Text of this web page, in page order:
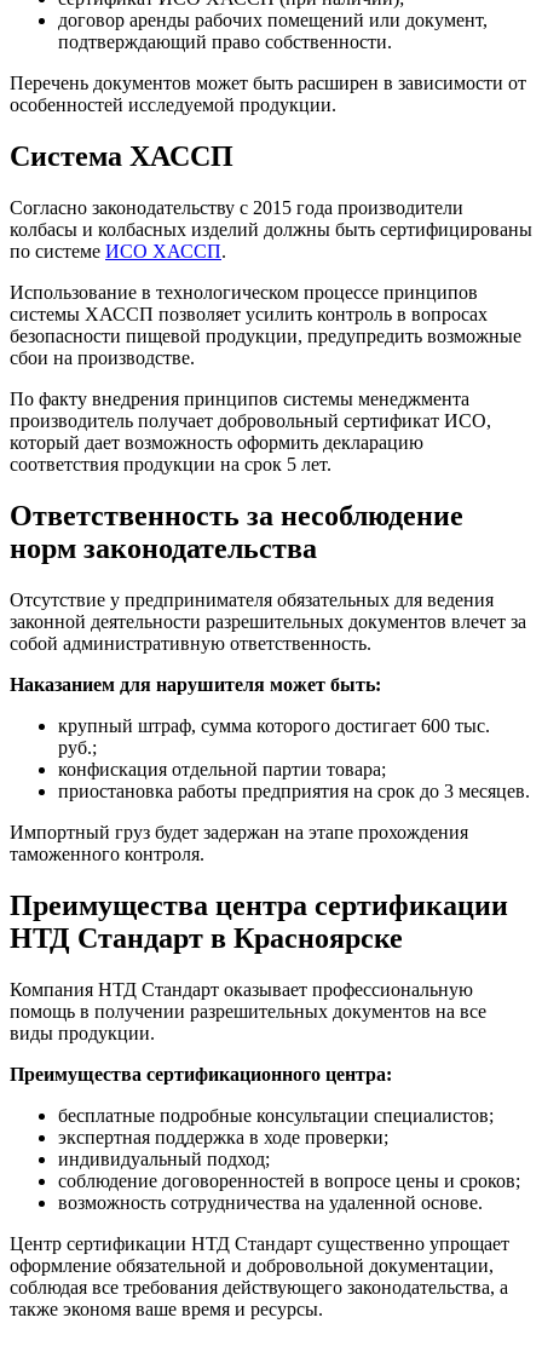
договор аренды рабочих помещений или документ,
подтверждающий право собственности.
Перечень документов может быть расширен в зависимости от
особенностей исследуемой продукции.
Система ХАССП
Согласно законодательству с 2015 года производители
колбасы и колбасных изделий должны быть сертифицированы
по системе ИСО ХАССП.
Использование в технологическом процессе принципов
системы ХАССП позволяет усилить контроль в вопросах
безопасности пищевой продукции, предупредить возможные
сбои на производстве.
По факту внедрения принципов системы менеджмента
производитель получает добровольный сертификат ИСО,
который дает возможность оформить декларацию
соответствия продукции на срок 5 лет.
Ответственность за несоблюдение
норм законодательства
Отсутствие у предпринимателя обязательных для ведения
законной деятельности разрешительных документов влечет за
собой административную ответственность.
Наказанием для нарушителя может быть:
крупный штраф, сумма которого достигает 600 тыс.
руб.;
конфискация отдельной партии товара;
приостановка работы предприятия на срок до 3 месяцев.
Импортный груз будет задержан на этапе прохождения
таможенного контроля.
Преимущества центра сертификации
НТД Стандарт в Красноярске
Компания НТД Стандарт оказывает профессиональную
помощь в получении разрешительных документов на все
виды продукции.
Преимущества сертификационного центра:
бесплатные подробные консультации специалистов;
экспертная поддержка в ходе проверки;
индивидуальный подход;
соблюдение договоренностей в вопросе цены и сроков;
возможность сотрудничества на удаленной основе.
Центр сертификации НТД Стандарт существенно упрощает
оформление обязательной и добровольной документации,
соблюдая все требования действующего законодательства, а
также экономя ваше время и ресурсы.